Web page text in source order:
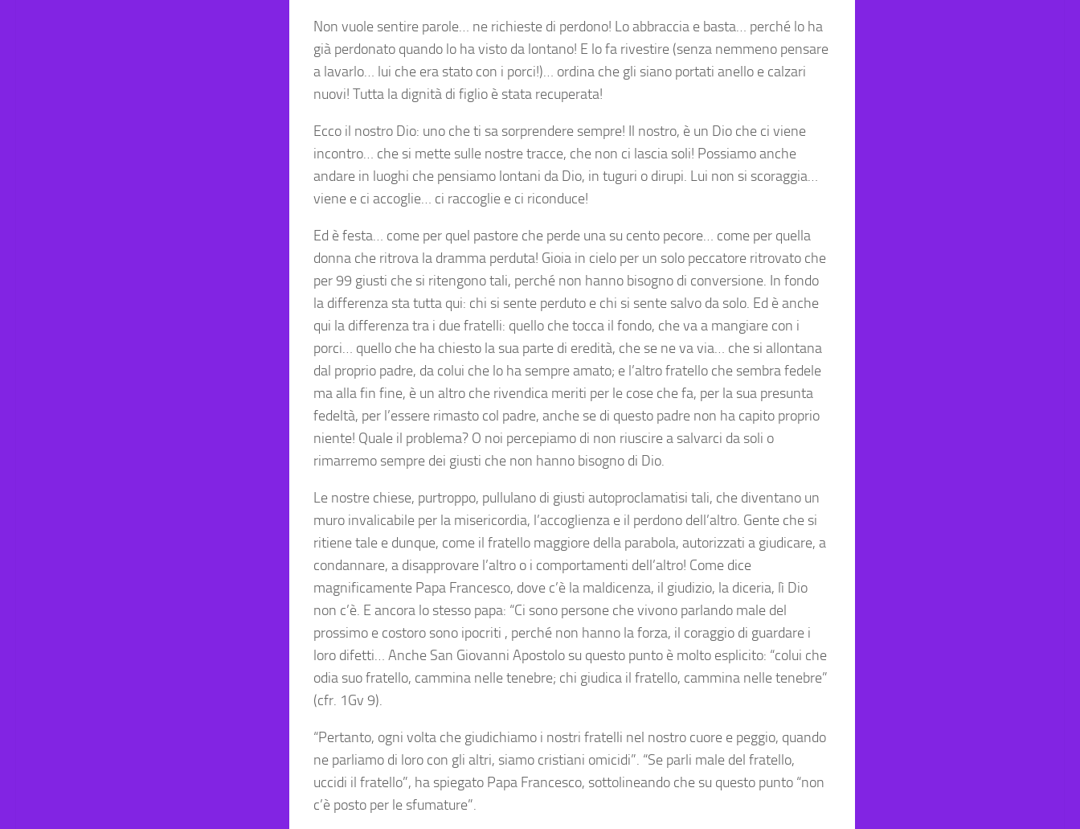
Non vuole sentire parole… ne richieste di perdono! Lo abbraccia e basta… perché lo ha
già perdonato quando lo ha visto da lontano! E lo fa rivestire (senza nemmeno pensare
a lavarlo… lui che era stato con i porci!)… ordina che gli siano portati anello e calzari
nuovi! Tutta la dignità di figlio è stata recuperata!
Ecco il nostro Dio: uno che ti sa sorprendere sempre! Il nostro, è un Dio che ci viene
incontro… che si mette sulle nostre tracce, che non ci lascia soli! Possiamo anche
andare in luoghi che pensiamo lontani da Dio, in tuguri o dirupi. Lui non si scoraggia…
viene e ci accoglie… ci raccoglie e ci riconduce!
Ed è festa… come per quel pastore che perde una su cento pecore… come per quella
donna che ritrova la dramma perduta! Gioia in cielo per un solo peccatore ritrovato che
per 99 giusti che si ritengono tali, perché non hanno bisogno di conversione. In fondo
la differenza sta tutta qui: chi si sente perduto e chi si sente salvo da solo. Ed è anche
qui la differenza tra i due fratelli: quello che tocca il fondo, che va a mangiare con i
porci… quello che ha chiesto la sua parte di eredità, che se ne va via… che si allontana
dal proprio padre, da colui che lo ha sempre amato; e l’altro fratello che sembra fedele
ma alla fin fine, è un altro che rivendica meriti per le cose che fa, per la sua presunta
fedeltà, per l’essere rimasto col padre, anche se di questo padre non ha capito proprio
niente! Quale il problema? O noi percepiamo di non riuscire a salvarci da soli o
rimarremo sempre dei giusti che non hanno bisogno di Dio.
Le nostre chiese, purtroppo, pullulano di giusti autoproclamatisi tali, che diventano un
muro invalicabile per la misericordia, l’accoglienza e il perdono dell’altro. Gente che si
ritiene tale e dunque, come il fratello maggiore della parabola, autorizzati a giudicare, a
condannare, a disapprovare l’altro o i comportamenti dell’altro! Come dice
magnificamente Papa Francesco, dove c’è la maldicenza, il giudizio, la diceria, lì Dio
non c’è. E ancora lo stesso papa: “Ci sono persone che vivono parlando male del
prossimo e costoro sono ipocriti , perché non hanno la forza, il coraggio di guardare i
loro difetti… Anche San Giovanni Apostolo su questo punto è molto esplicito: “colui che
odia suo fratello, cammina nelle tenebre; chi giudica il fratello, cammina nelle tenebre”
(cfr. 1Gv 9).
“Pertanto, ogni volta che giudichiamo i nostri fratelli nel nostro cuore e peggio, quando
ne parliamo di loro con gli altri, siamo cristiani omicidi”. “Se parli male del fratello,
uccidi il fratello”, ha spiegato Papa Francesco, sottolineando che su questo punto “non
c’è posto per le sfumature”.